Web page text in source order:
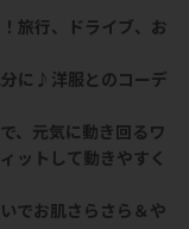
旅行、ドライブ、お
分に♪洋服とのコーデ
、元気に動き回るワ
ットして動きやすく
でお肌さらさら＆や